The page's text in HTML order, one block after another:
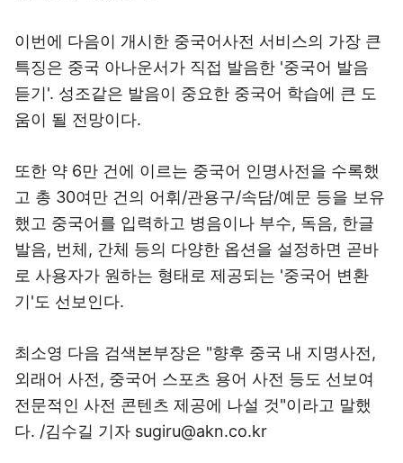
이번에 다음이 개시한 중국어사전 서비스의 가장 큰
특징은 중국 아나운서가 직접 발음한 '중국어 발음
듣기'. 성조같은 발음이 중요한 중국어 학습에 큰 도
움이 될 전망이다.
또한 약 6만 건에 이르는 중국어 인명사전을 수록했
고 총 30여만 건의 어휘/관용구/속담/예문 등을 보유
했고 중국어를 입력하고 병음이나 부수, 독음, 한글
발음, 번체, 간체 등의 다양한 옵션을 설정하면 곧바
로 사용자가 원하는 형태로 제공되는 '중국어 변환
기'도 선보인다.
최소영 다음 검색본부장은 "향후 중국 내 지명사전,
외래어 사전, 중국어 스포츠 용어 사전 등도 선보여
전문적인 사전 콘텐츠 제공에 나설 것"이라고 말했
다. /김수길 기자 sugiru@akn.co.kr